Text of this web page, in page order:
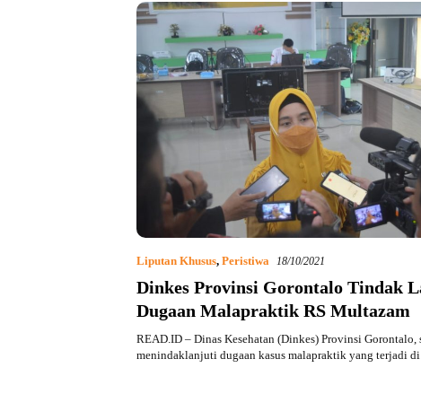
Liputan Khusus, Peristiwa 18/10/2021
Dinkes Provinsi Gorontalo Tindak
Dugaan Malapraktik RS Multazam
READ.ID – Dinas Kesehatan (Dinkes) Provinsi Gorontalo,
menindaklanjuti dugaan kasus malapraktik yang terjadi